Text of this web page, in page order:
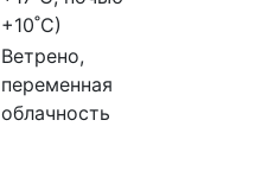
+10˚C)
Ветрено,
переменная
облачность